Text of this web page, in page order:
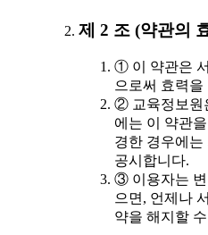
제 2 조 (약관의
① 이 약관은
으로써 효력을
② 교육정보원
에는 이 약관
경한 경우에
공시합니다.
③ 이용자는 변
으면, 언제나
약을 해지할